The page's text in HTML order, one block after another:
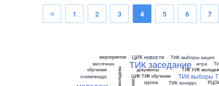
1 2 3 4 5 6 7
ТИК УИК
ТИК выборы
ТИК выборы акция
ТИК заседание
ТИК конкурс
ЦИК ТИК обучение
ЦИК новости
группа
документы
игра
мероприятие
месячник
обучения
олимпиада